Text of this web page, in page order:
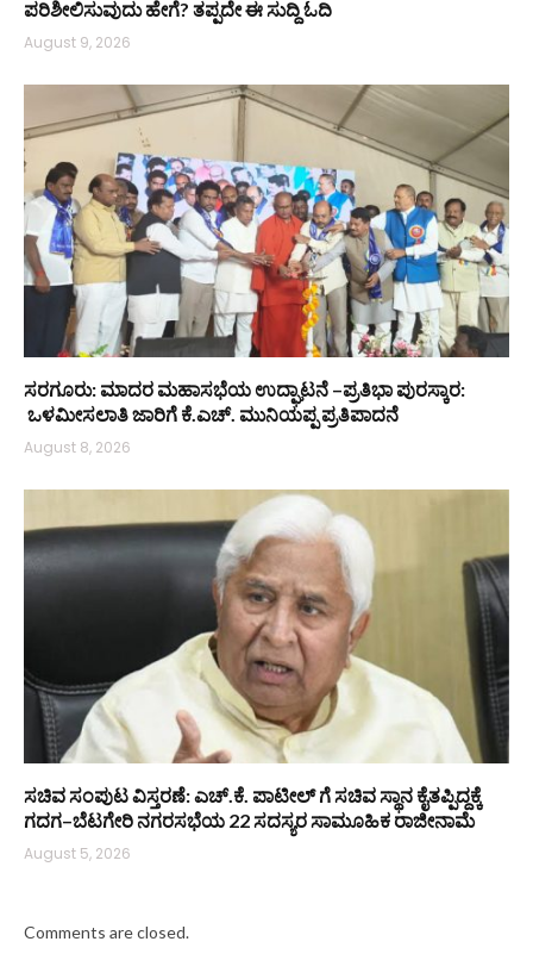
ಪರಿಶೀಲಿಸುವುದು ಹೇಗೆ? ತಪ್ಪದೇ ಈ ಸುದ್ದಿ ಓದಿ
August 9, 2026
ಸರಗೂರು: ಮಾದರ ಮಹಾಸಭೆಯ ಉದ್ಘಾಟನೆ –ಪ್ರತಿಭಾ ಪುರಸ್ಕಾರ:
ಒಳಮೀಸಲಾತಿ ಜಾರಿಗೆ ಕೆ.ಎಚ್. ಮುನಿಯಪ್ಪ ಪ್ರತಿಪಾದನೆ
August 8, 2026
ಸಚಿವ ಸಂಪುಟ ವಿಸ್ತರಣೆ: ಎಚ್.ಕೆ. ಪಾಟೀಲ್ ಗೆ ಸಚಿವ ಸ್ಥಾನ ಕೈತಪ್ಪಿದ್ದಕ್ಕೆ
ಗದಗ–ಬೆಟಗೇರಿ ನಗರಸಭೆಯ 22 ಸದಸ್ಯರ ಸಾಮೂಹಿಕ ರಾಜೀನಾಮೆ
August 5, 2026
Comments are closed.